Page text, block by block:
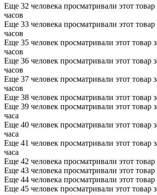
Еще 32 человека просматривали этот товар
часов
Еще 33 человека просматривали этот товар
часов
Еще 35 человек просматривали этот товар
часов
Еще 36 человек просматривали этот товар
часов
Еще 37 человек просматривали этот товар
часов
Еще 38 человек просматривали этот товар
Еще 39 человек просматривали этот товар
часа
Еще 40 человек просматривали этот товар
часа
Еще 41 человек просматривали этот товар
часа
Еще 42 человека просматривали этот
Еще 43 человека просматривали этот
Еще 44 человека просматривали этот
Еще 45 человек просматривали этот товар